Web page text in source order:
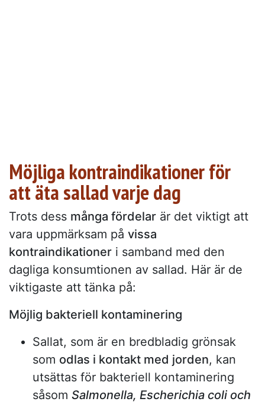
Möjliga kontraindikationer för
att äta sallad varje dag
Trots dess många fördelar är det viktigt att
vara uppmärksam på vissa
kontraindikationer i samband med den
dagliga konsumtionen av sallad. Här är de
viktigaste att tänka på:
Möjlig bakteriell kontaminering
Sallat, som är en bredbladig grönsak
som odlas i kontakt med jorden, kan
utsättas för bakteriell kontaminering
såsom Salmonella, Escherichia coli och